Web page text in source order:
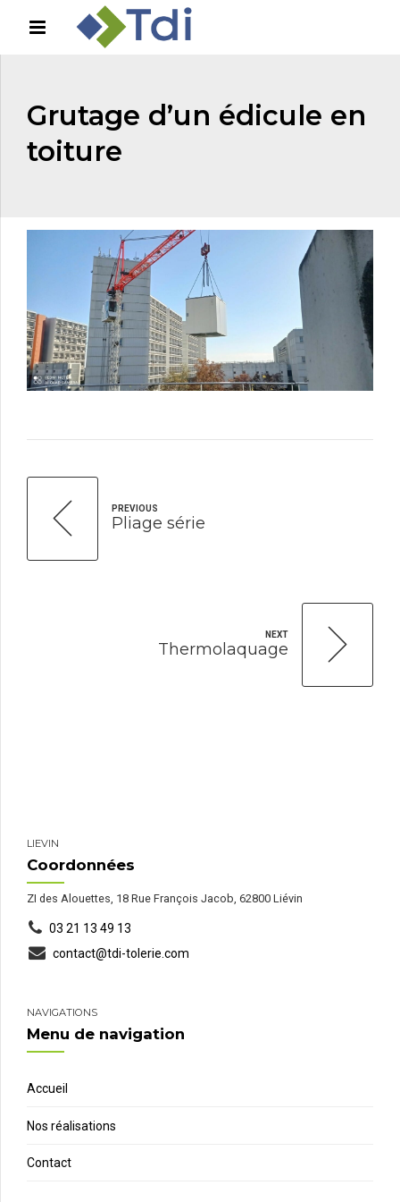
Grutage d’un édicule en
toiture
PREVIOUS
Pliage série
NEXT
Thermolaquage
LIEVIN
Coordonnées
ZI des Alouettes, 18 Rue François Jacob, 62800 Liévin
03 21 13 49 13
contact@tdi-tolerie.com
NAVIGATIONS
Menu de navigation
Accueil
Nos réalisations
Contact